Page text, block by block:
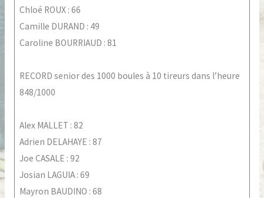
Chloé ROUX : 66
Camille DURAND : 49
Caroline BOURRIAUD : 81
RECORD senior des 1000 boules à 10 tireurs dans l’heure
848/1000
Alex MALLET : 82
Adrien DELAHAYE : 87
Joe CASALE : 92
Josian LAGUIA : 69
Mayron BAUDINO : 68